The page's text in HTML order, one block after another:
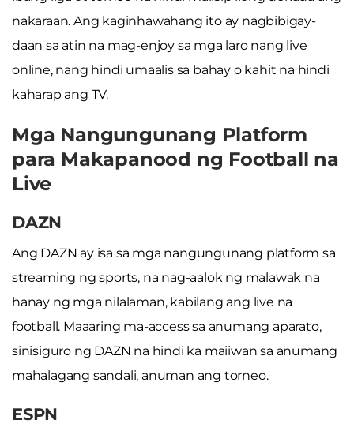
nakaraan. Ang kaginhawahang ito ay nagbibigay-
daan sa atin na mag-enjoy sa mga laro nang live
online, nang hindi umaalis sa bahay o kahit na hindi
kaharap ang TV.
Mga Nangungunang Platform
para Makapanood ng Football na
Live
DAZN
Ang DAZN ay isa sa mga nangungunang platform sa
streaming ng sports, na nag-aalok ng malawak na
hanay ng mga nilalaman, kabilang ang live na
football. Maaaring ma-access sa anumang aparato,
sinisiguro ng DAZN na hindi ka maiiwan sa anumang
mahalagang sandali, anuman ang torneo.
ESPN